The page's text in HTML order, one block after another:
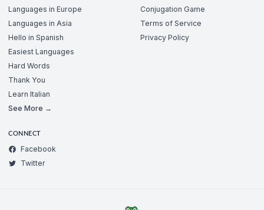
Languages in Europe
Languages in Asia
Hello in Spanish
Easiest Languages
Hard Words
Thank You
Learn Italian
See More →
Conjugation Game
Terms of Service
Privacy Policy
CONNECT
Facebook
Twitter